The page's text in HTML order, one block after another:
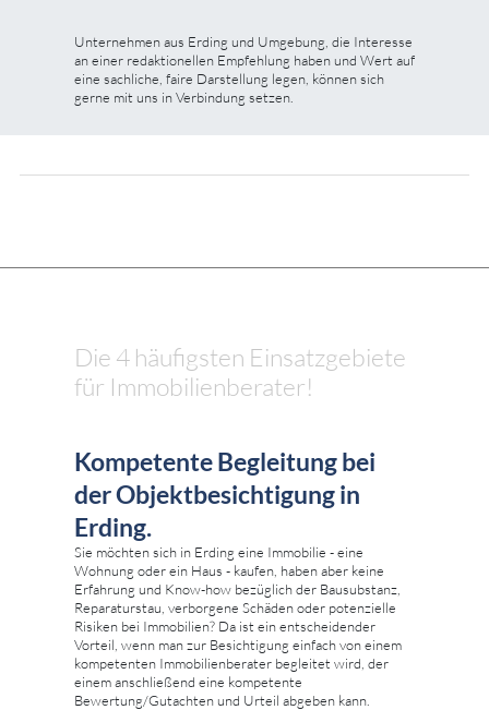
Unternehmen aus Erding und Umgebung, die Interesse
an einer redaktionellen Empfehlung haben und Wert auf
eine sachliche, faire Darstellung legen, können sich
gerne mit uns in Verbindung setzen.
Die 4 häufigsten Einsatzgebiete
für Immobilienberater!
Kompetente Begleitung bei
der Objektbesichtigung in
Erding.
Sie möchten sich in Erding eine Immobilie - eine
Wohnung oder ein Haus - kaufen, haben aber keine
Erfahrung und Know-how bezüglich der Bausubstanz,
Reparaturstau, verborgene Schäden oder potenzielle
Risiken bei Immobilien? Da ist ein entscheidender
Vorteil, wenn man zur Besichtigung einfach von einem
kompetenten Immobilienberater begleitet wird, der
einem anschließend eine kompetente
Bewertung/Gutachten und Urteil abgeben kann.